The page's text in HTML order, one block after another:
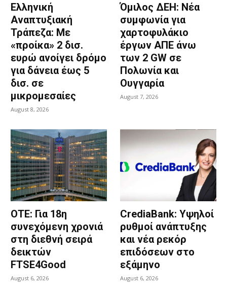
Ελληνική
Αναπτυξιακή
Τράπεζα: Με
«προίκα» 2 δισ.
ευρώ ανοίγει δρόμο
για δάνεια έως 5
δισ. σε
μικρομεσαίες
August 8, 2026
Όμιλος ΔΕΗ: Νέα
συμφωνία για
χαρτοφυλάκιο
έργων ΑΠΕ άνω
των 2 GW σε
Πολωνία και
Ουγγαρία
August 7, 2026
ΟΤΕ: Για 18η
συνεχόμενη χρονιά
στη διεθνή σειρά
δεικτών
FTSE4Good
August 6, 2026
CrediaBank: Υψηλοί
ρυθμοί ανάπτυξης
και νέα ρεκόρ
επιδόσεων στο
εξάμηνο
August 6, 2026